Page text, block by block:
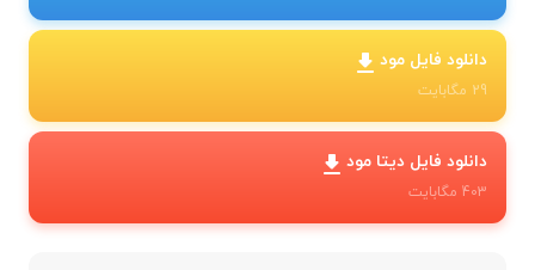
دانلود فایل مود
29 مگابایت
دانلود فایل دیتا مود
403 مگابایت